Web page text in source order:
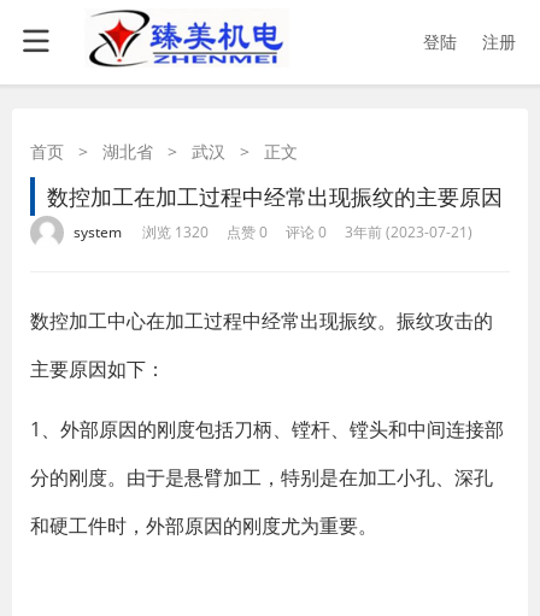
登陆 注册
首页 > 湖北省 > 武汉 > 正文
数控加工在加工过程中经常出现振纹的主要原因
system 浏览 1320 点赞 0 评论 0 3年前 (2023-07-21)
数控加工中心在加工过程中经常出现振纹。振纹攻击的
主要原因如下：
1、外部原因的刚度包括刀柄、镗杆、镗头和中间连接部
分的刚度。由于是悬臂加工，特别是在加工小孔、深孔
和硬工件时，外部原因的刚度尤为重要。